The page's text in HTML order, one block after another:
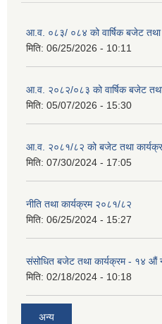
आ.व. ०८३/ ०८४ को वार्षिक बजेट
मिति: 06/25/2026 - 10:11
आ.व. २०८२/०८३ को वार्षिक बजेट
मिति: 05/07/2026 - 15:30
आ.व. २०८१/८२ को बजेट तथा
मिति: 07/30/2024 - 17:05
नीति तथा कार्यक्रम २०८१/८२
मिति: 06/25/2024 - 15:27
संसोधित बजेट तथा कार्यक्रम - १४ औं
मिति: 02/18/2024 - 10:18
अन्य